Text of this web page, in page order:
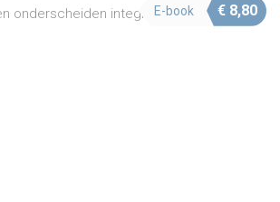
E-book € 8,80